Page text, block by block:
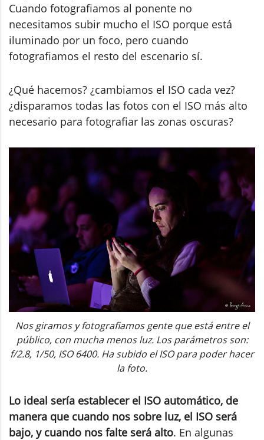
Cuando fotografiamos al ponente no
necesitamos subir mucho el ISO porque está
iluminado por un foco, pero cuando
fotografiamos el resto del escenario sí.
¿Qué hacemos? ¿cambiamos el ISO cada vez?
¿disparamos todas las fotos con el ISO más alto
necesario para fotografiar las zonas oscuras?
Nos giramos y fotografiamos gente que está entre el
público, con mucha menos luz. Los parámetros son:
f/2.8, 1/50, ISO 6400. Ha subido el ISO para poder hacer
la foto.
Lo ideal sería establecer el ISO automático, de
manera que cuando nos sobre luz, el ISO será
bajo, y cuando nos falte será alto. En algunas